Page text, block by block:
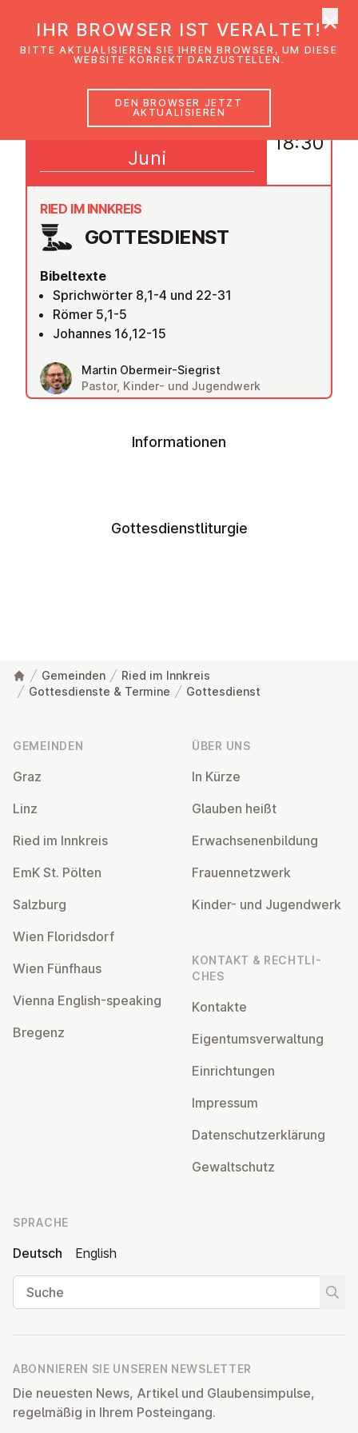
GOT­TES­DIENST
RIED IM INNKREIS
Bibeltexte
Sprichwörter 8,1-4 und 22-31
Römer 5,1-5
Johannes 16,12-15
Martin Obermeir-Siegrist
Pastor, Kinder- und Jugendwerk
15
Juni
18:30
Informationen
Gottesdienstliturgie
Gemeinden
Ried im Innkreis
Gottesdienste & Termine
Gottesdienst
GEMEINDEN
Graz
Linz
Ried im Innkreis
EmK St. Pölten
Salzburg
Wien Flo­rids­dorf
Wien Fünfhaus
Vienna English-speaking
Bregenz
ÜBER UNS
In Kürze
Glauben heißt
Er­wach­se­nen­bil­dung
Frau­en­netz­werk
Kinder- und Ju­gend­werk
KONTAKT & RECHT­LI­
CHES
Kontakte
Ei­gen­tums­ver­wal­tung
Ein­rich­tun­gen
Impressum
Da­ten­schutz­er­klä­rung
Ge­walt­schutz
SPRACHE
Deutsch
English
Suche
ABONNIEREN SIE UNSEREN NEWSLETTER
Die neuesten News, Artikel und Glaubensimpulse,
regelmäßig in Ihrem Posteingang.
IHR BROWSER IST VERALTET!
BITTE AKTUALISIEREN SIE IHREN BROWSER, UM DIESE
WEBSITE KORREKT DARZUSTELLEN.
DEN BROWSER JETZT
AKTUALISIEREN
×